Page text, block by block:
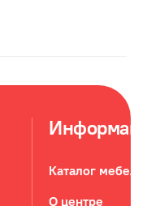
Каталог мебели
О центре